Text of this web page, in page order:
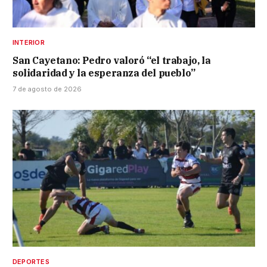
INTERIOR
San Cayetano: Pedro valoró “el trabajo, la
solidaridad y la esperanza del pueblo”
7 de agosto de 2026
DEPORTES